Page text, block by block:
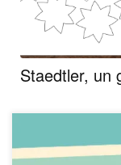
Staedtler, un